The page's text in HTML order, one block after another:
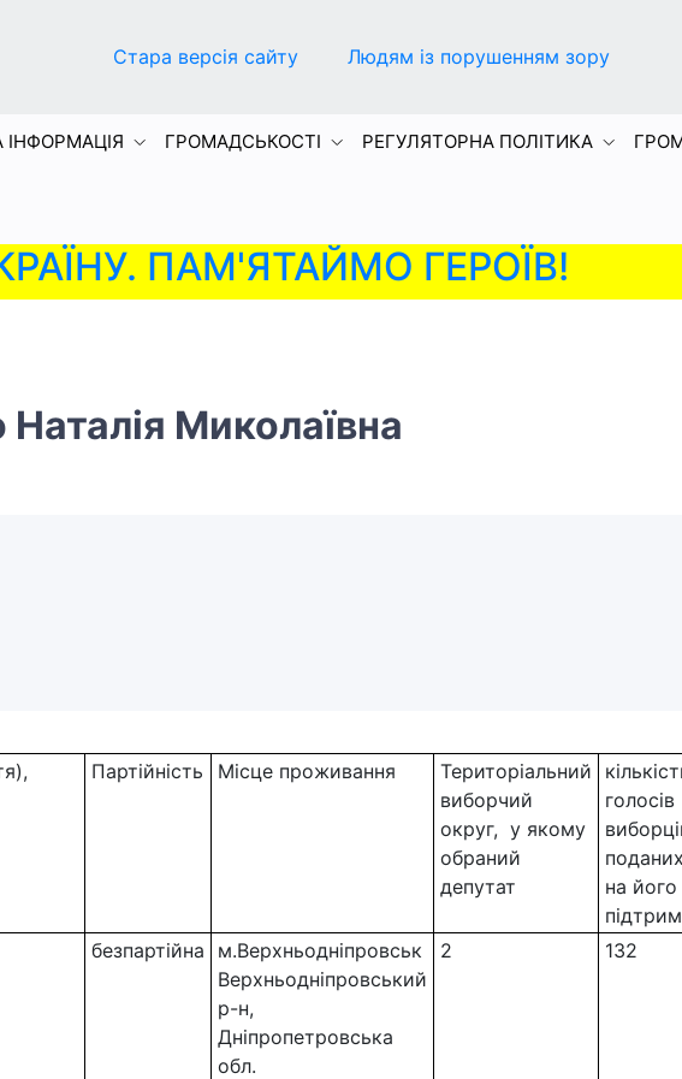
Стара версія сайту Людям із порушенням зору
ІНФОРМАЦІЯ ГРОМАДСЬКОСТІ РЕГУЛЯТОРНА ПОЛІТИКА
ПАМ'ЯТАЙМО ГЕРОЇВ!
Миколаївна
Партійність Місце проживання
Територіальний
виборчий
округ, у якому
обраний
депутат
голосів
поданих
на його
безпартійна
м.Верхньодніпровськ
Верхньодніпровський
р-н,
Дніпропетровська
обл.
2 132